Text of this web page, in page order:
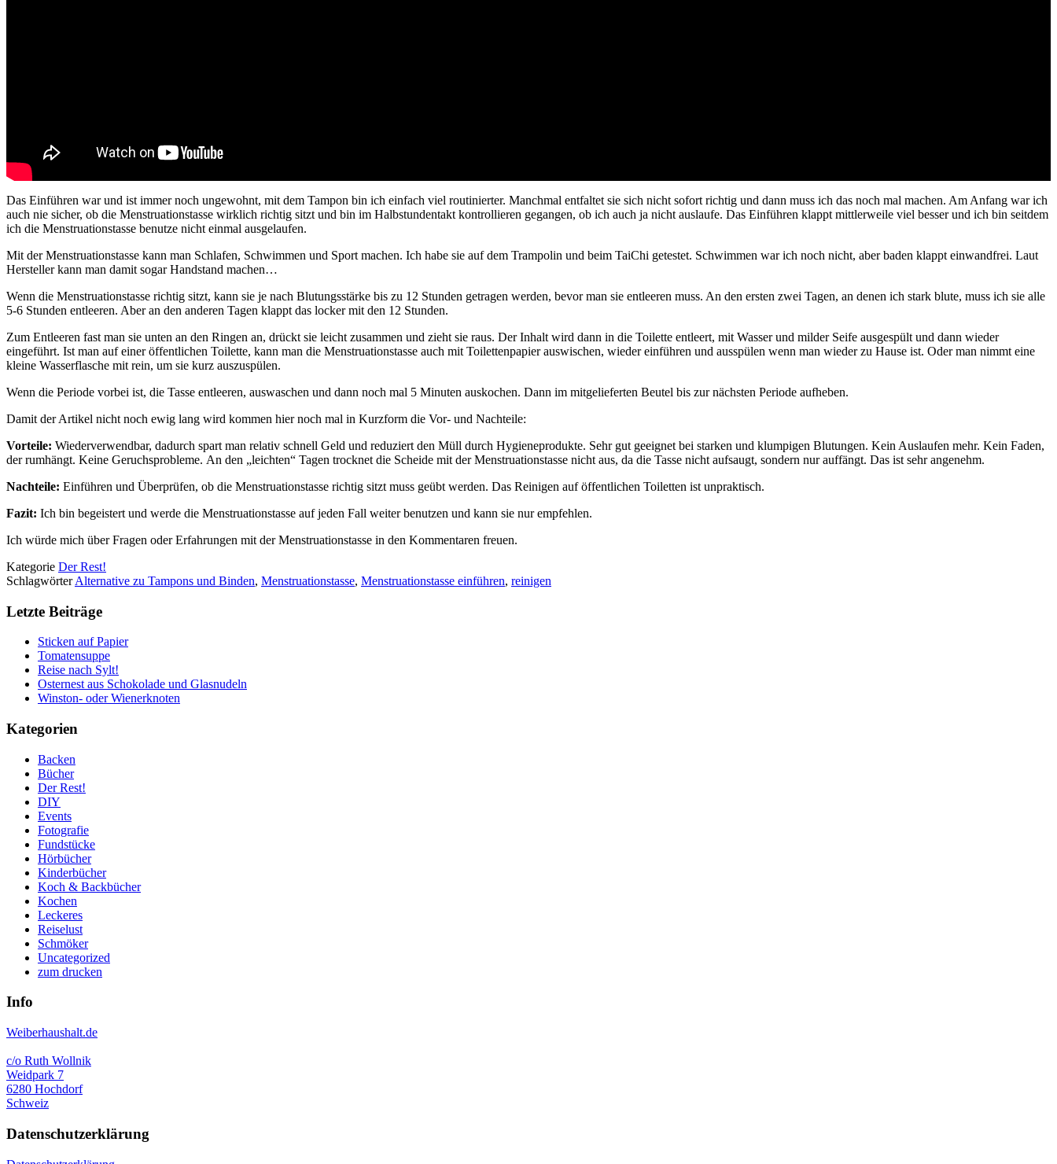
Das Einführen war und ist immer noch ungewohnt, mit dem Tampon bin ich einfach viel routinierter. Manchmal entfaltet sie sich nicht sofort richtig und dann muss ich das noch mal machen. Am Anfang war ich
auch nie sicher, ob die Menstruationstasse wirklich richtig sitzt und bin im Halbstundentakt kontrollieren gegangen, ob ich auch ja nicht auslaufe. Das Einführen klappt mittlerweile viel besser und ich bin seitdem
ich die Menstruationstasse benutze nicht einmal ausgelaufen.
Mit der Menstruationstasse kann man Schlafen, Schwimmen und Sport machen. Ich habe sie auf dem Trampolin und beim TaiChi getestet. Schwimmen war ich noch nicht, aber baden klappt einwandfrei. Laut
Hersteller kann man damit sogar Handstand machen…
Wenn die Menstruationstasse richtig sitzt, kann sie je nach Blutungsstärke bis zu 12 Stunden getragen werden, bevor man sie entleeren muss. An den ersten zwei Tagen, an denen ich stark blute, muss ich sie alle
5-6 Stunden entleeren. Aber an den anderen Tagen klappt das locker mit den 12 Stunden.
Zum Entleeren fast man sie unten an den Ringen an, drückt sie leicht zusammen und zieht sie raus. Der Inhalt wird dann in die Toilette entleert, mit Wasser und milder Seife ausgespült und dann wieder
eingeführt. Ist man auf einer öffentlichen Toilette, kann man die Menstruationstasse auch mit Toilettenpapier auswischen, wieder einführen und ausspülen wenn man wieder zu Hause ist. Oder man nimmt eine
kleine Wasserflasche mit rein, um sie kurz auszuspülen.
Wenn die Periode vorbei ist, die Tasse entleeren, auswaschen und dann noch mal 5 Minuten auskochen. Dann im mitgelieferten Beutel bis zur nächsten Periode aufheben.
Damit der Artikel nicht noch ewig lang wird kommen hier noch mal in Kurzform die Vor- und Nachteile:
Vorteile: Wiederverwendbar, dadurch spart man relativ schnell Geld und reduziert den Müll durch Hygieneprodukte. Sehr gut geeignet bei starken und klumpigen Blutungen. Kein Auslaufen mehr. Kein Faden,
der rumhängt. Keine Geruchsprobleme. An den „leichten“ Tagen trocknet die Scheide mit der Menstruationstasse nicht aus, da die Tasse nicht aufsaugt, sondern nur auffängt. Das ist sehr angenehm.
Nachteile: Einführen und Überprüfen, ob die Menstruationstasse richtig sitzt muss geübt werden. Das Reinigen auf öffentlichen Toiletten ist unpraktisch.
Fazit: Ich bin begeistert und werde die Menstruationstasse auf jeden Fall weiter benutzen und kann sie nur empfehlen.
Ich würde mich über Fragen oder Erfahrungen mit der Menstruationstasse in den Kommentaren freuen.
Kategorie Der Rest!
SchlagwörterAlternative zu Tampons und Binden, Menstruationstasse, Menstruationstasse einführen, reinigen
Letzte Beiträge
Sticken auf Papier
Tomatensuppe
Reise nach Sylt!
Osternest aus Schokolade und Glasnudeln
Winston- oder Wienerknoten
Kategorien
Backen
Bücher
Der Rest!
DIY
Events
Fotografie
Fundstücke
Hörbücher
Kinderbücher
Koch & Backbücher
Kochen
Leckeres
Reiselust
Schmöker
Uncategorized
zum drucken
Info
Weiberhaushalt.de
c/o Ruth Wollnik
Weidpark 7
6280 Hochdorf
Schweiz
Datenschutzerklärung